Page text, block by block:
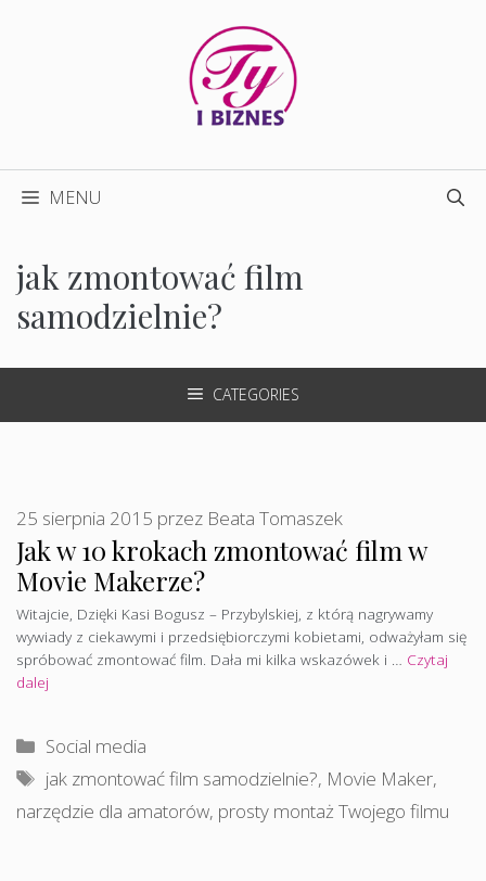
MENU
jak zmontować film
samodzielnie?
CATEGORIES
Jak w 10 krokach zmontować film w
Movie Makerze?
25 sierpnia 2015 przez Beata Tomaszek
Witajcie, Dzięki Kasi Bogusz – Przybylskiej, z którą nagrywamy
wywiady z ciekawymi i przedsiębiorczymi kobietami, odważyłam się
spróbować zmontować film. Dała mi kilka wskazówek i … Czytaj
dalej
Kategorie
Social media
Tagi
jak zmontować film samodzielnie?, Movie Maker,
narzędzie dla amatorów, prosty montaż Twojego filmu